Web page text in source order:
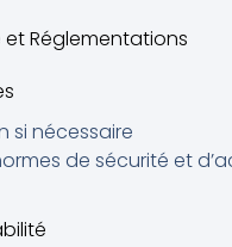
Réglementations
si nécessaire
de sécurité et